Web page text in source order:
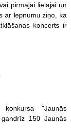
pirmajai lielajai un
ar lepnumu ziņo, ka
koncerts ir
"Jaunās
150 Jaunās